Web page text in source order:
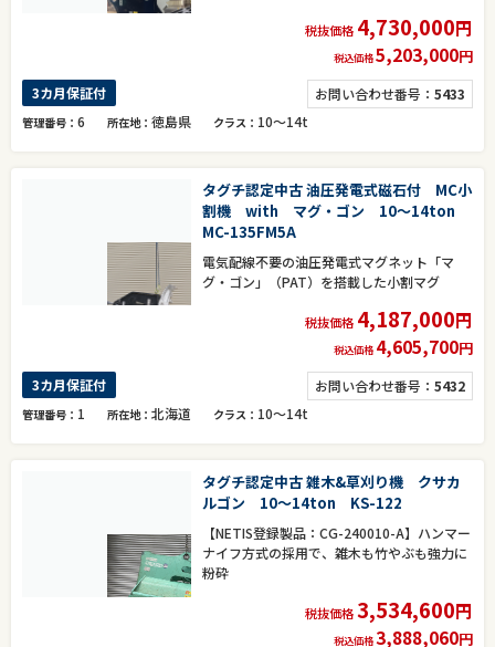
税抜価格 4,730,000円
税込価格5,203,000円
お問い合わせ番号： 5433
3カ月保証付
管理番号 6 所在地 徳島県 クラス 10～14t
タグチ認定中古 油圧発電式磁石付 MC小
割機 with マグ・ゴン 10～14ton
MC-135FM5A
電気配線不要の油圧発電式マグネット「マ
グ・ゴン」（PAT）を搭載した小割マグ
税抜価格 4,187,000円
税込価格 4,605,700円
お問い合わせ番号： 5432
3カ月保証付
管理番号 1 所在地 北海道 クラス 10～14t
タグチ認定中古 雑木&草刈り機 クサカ
ルゴン 10～14ton KS-122
【NETIS登録製品：CG-240010-A】ハンマー
ナイフ方式の採用で、雑木も竹やぶも強力に
粉砕
税抜価格3,534,600円
税込価格3,888,060円